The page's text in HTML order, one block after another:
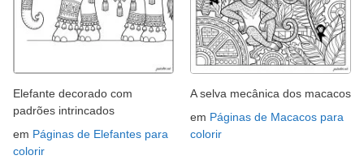
Elefante decorado com
padrões intrincados
em Páginas de Elefantes para
colorir
A selva mecânica dos macacos
em Páginas de Macacos para
colorir